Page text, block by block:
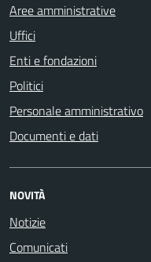
Aree amministrative
Uffici
Enti e fondazioni
Politici
Personale amministrativo
Documenti e dati
NOVITÀ
Notizie
Comunicati